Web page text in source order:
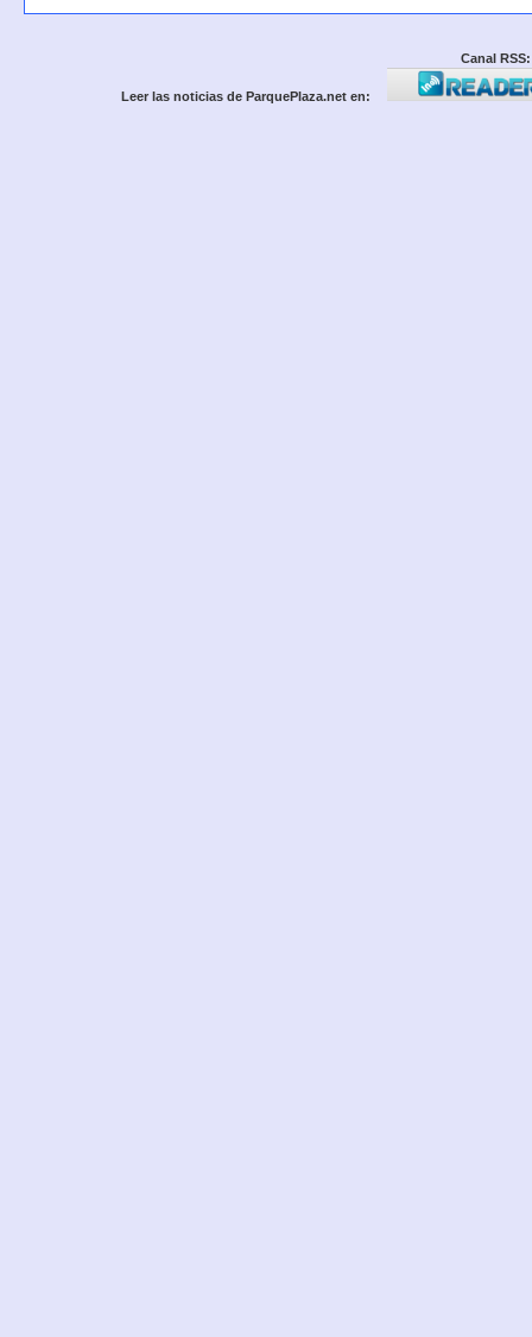
Canal RSS:
Leer las noticias de ParquePlaza.net en: